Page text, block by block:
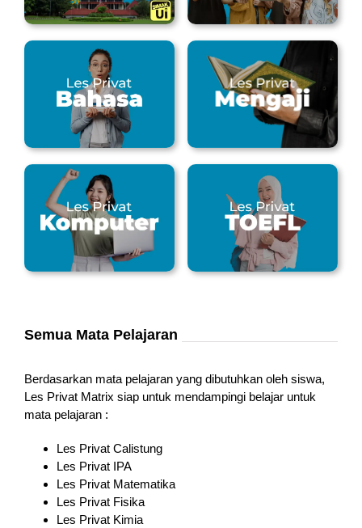
Semua Mata Pelajaran
Berdasarkan mata pelajaran yang dibutuhkan oleh siswa,
Les Privat Matrix siap untuk mendampingi belajar untuk
mata pelajaran :
Les Privat Calistung
Les Privat IPA
Les Privat Matematika
Les Privat Fisika
Les Privat Kimia